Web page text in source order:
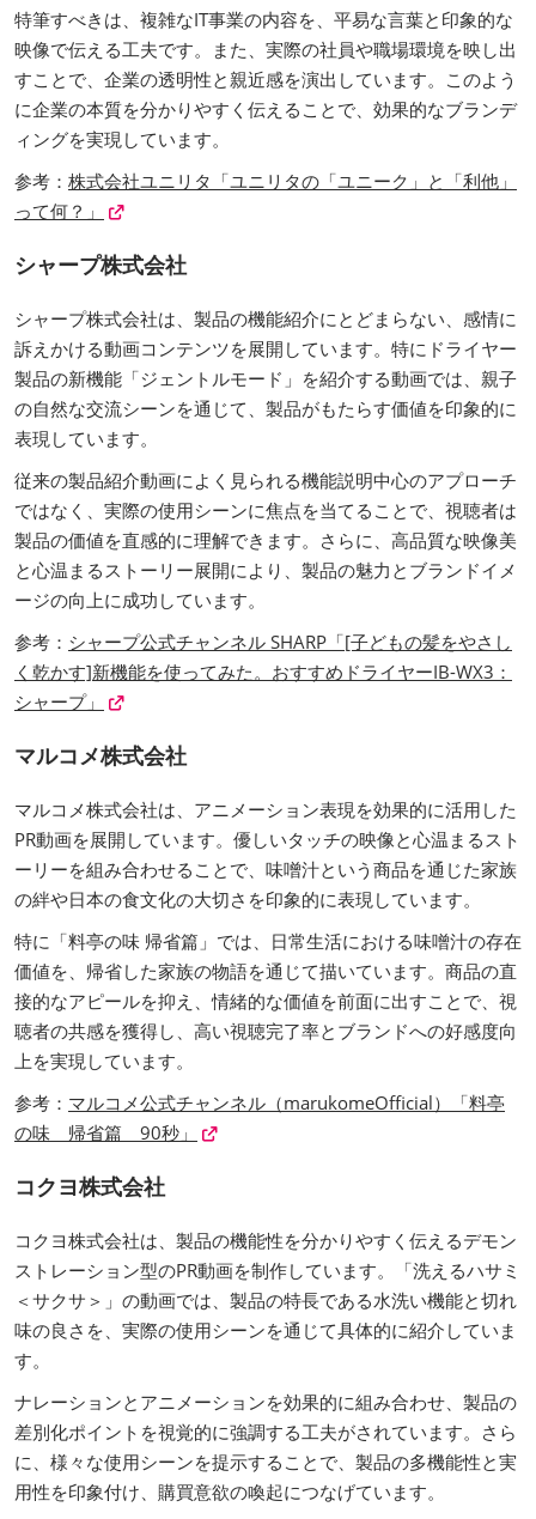
特筆すべきは、複雑なIT事業の内容を、平易な言葉と印象的な
映像で伝える工夫です。また、実際の社員や職場環境を映し出
すことで、企業の透明性と親近感を演出しています。このよう
に企業の本質を分かりやすく伝えることで、効果的なブランデ
ィングを実現しています。
参考： 株式会社ユニリタ「ユニリタの「ユニーク」と「利他」
って何？」
シャープ株式会社
シャープ株式会社は、製品の機能紹介にとどまらない、感情に
訴えかける動画コンテンツを展開しています。特にドライヤー
製品の新機能「ジェントルモード」を紹介する動画では、親子
の自然な交流シーンを通じて、製品がもたらす価値を印象的に
表現しています。
従来の製品紹介動画によく見られる機能説明中心のアプローチ
ではなく、実際の使用シーンに焦点を当てることで、視聴者は
製品の価値を直感的に理解できます。さらに、高品質な映像美
と心温まるストーリー展開により、製品の魅力とブランドイメ
ージの向上に成功しています。
参考： シャープ公式チャンネル SHARP「[子どもの髪をやさし
く乾かす]新機能を使ってみた。おすすめドライヤーIB-WX3：
シャープ」
マルコメ株式会社
マルコメ株式会社は、アニメーション表現を効果的に活用した
PR動画を展開しています。優しいタッチの映像と心温まるスト
ーリーを組み合わせることで、味噌汁という商品を通じた家族
の絆や日本の食文化の大切さを印象的に表現しています。
特に「料亭の味 帰省篇」では、日常生活における味噌汁の存在
価値を、帰省した家族の物語を通じて描いています。商品の直
接的なアピールを抑え、情緒的な価値を前面に出すことで、視
聴者の共感を獲得し、高い視聴完了率とブランドへの好感度向
上を実現しています。
参考： マルコメ公式チャンネル（marukomeOfficial）「料亭
の味 帰省篇 90秒」
コクヨ株式会社
コクヨ株式会社は、製品の機能性を分かりやすく伝えるデモン
ストレーション型のPR動画を制作しています。「洗えるハサミ
＜サクサ＞」の動画では、製品の特長である水洗い機能と切れ
味の良さを、実際の使用シーンを通じて具体的に紹介していま
す。
ナレーションとアニメーションを効果的に組み合わせ、製品の
差別化ポイントを視覚的に強調する工夫がされています。さら
に、様々な使用シーンを提示することで、製品の多機能性と実
用性を印象付け、購買意欲の喚起につなげています。